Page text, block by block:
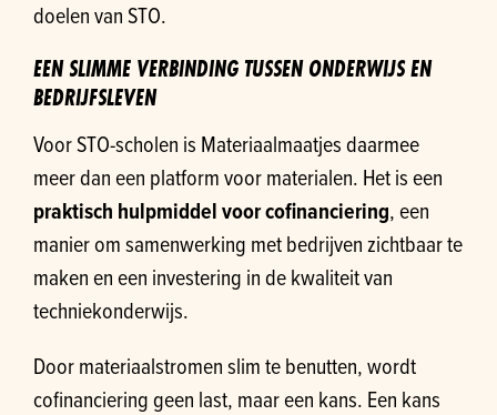
doelen van STO.
EEN SLIMME VERBINDING TUSSEN ONDERWIJS EN
BEDRIJFSLEVEN
Voor STO-scholen is Materiaalmaatjes daarmee
meer dan een platform voor materialen. Het is een
praktisch hulpmiddel voor cofinanciering, een
manier om samenwerking met bedrijven zichtbaar te
maken en een investering in de kwaliteit van
techniekonderwijs.
Door materiaalstromen slim te benutten, wordt
cofinanciering geen last, maar een kans. Een kans